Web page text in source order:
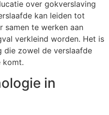
over gokverslaving
kan leiden tot
samen te werken aan
verkleind worden. Het is
die zowel de verslaafde
komt.
in